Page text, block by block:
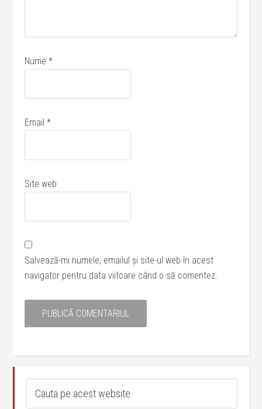
Nume*
Email*
Site web
Salvează-mi numele, emailul și site-ul web în acest
navigator pentru data viitoare când o să comentez.